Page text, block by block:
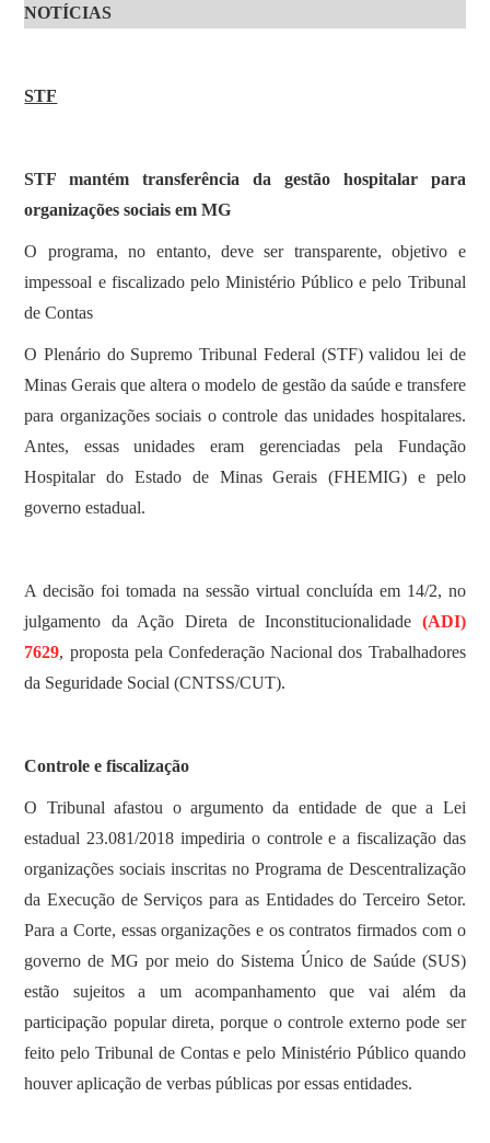
NOTÍCIAS
STF
STF mantém transferência da gestão hospitalar para
organizações sociais em MG
O programa, no entanto, deve ser transparente, objetivo e
impessoal e fiscalizado pelo Ministério Público e pelo Tribunal
de Contas
O Plenário do Supremo Tribunal Federal (STF) validou lei de
Minas Gerais que altera o modelo de gestão da saúde e transfere
para organizações sociais o controle das unidades hospitalares.
Antes, essas unidades eram gerenciadas pela Fundação
Hospitalar do Estado de Minas Gerais (FHEMIG) e pelo
governo estadual.
A decisão foi tomada na sessão virtual concluída em 14/2, no
julgamento da Ação Direta de Inconstitucionalidade (ADI)
7629, proposta pela Confederação Nacional dos Trabalhadores
da Seguridade Social (CNTSS/CUT).
Controle e fiscalização
O Tribunal afastou o argumento da entidade de que a Lei
estadual 23.081/2018 impediria o controle e a fiscalização das
organizações sociais inscritas no Programa de Descentralização
da Execução de Serviços para as Entidades do Terceiro Setor.
Para a Corte, essas organizações e os contratos firmados com o
governo de MG por meio do Sistema Único de Saúde (SUS)
estão sujeitos a um acompanhamento que vai além da
participação popular direta, porque o controle externo pode ser
feito pelo Tribunal de Contas e pelo Ministério Público quando
houver aplicação de verbas públicas por essas entidades.